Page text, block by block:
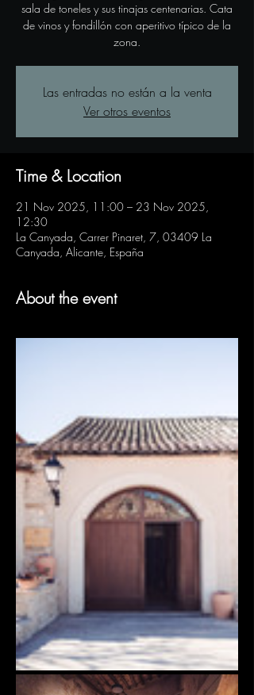
sala de toneles y sus tinajas centenarias. Cata
de vinos y fondillón con aperitivo típico de la
zona.
Las entradas no están a la venta
Ver otros eventos
Time & Location
21 Nov 2025, 11:00 – 23 Nov 2025,
12:30
La Canyada, Carrer Pinaret, 7, 03409 La
Canyada, Alicante, España
About the event